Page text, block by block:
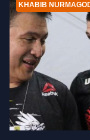
KHABIB